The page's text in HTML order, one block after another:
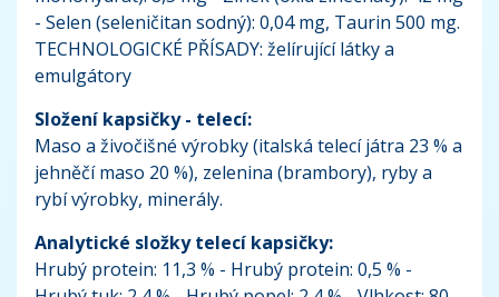
- Selen (seleničitan sodný): 0,04 mg, Taurin 500 mg.
TECHNOLOGICKÉ PŘÍSADY: želírující látky a
emulgátory
Složení kapsičky - telecí:
Maso a živočišné výrobky (italská telecí játra 23 % a
jehněčí maso 20 %), zelenina (brambory), ryby a
rybí výrobky, minerály.
Analytické složky telecí kapsičky:
Hrubý protein: 11,3 % - Hrubý protein: 0,5 % -